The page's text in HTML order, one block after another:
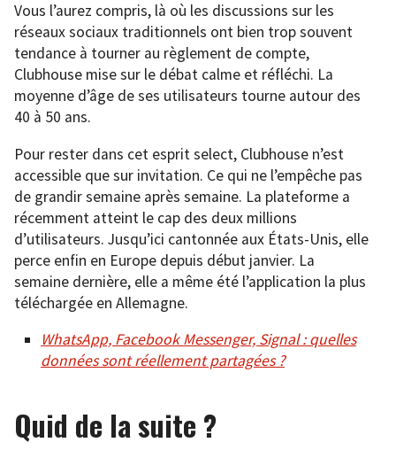
Vous l’aurez compris, là où les discussions sur les
réseaux sociaux traditionnels ont bien trop souvent
tendance à tourner au règlement de compte,
Clubhouse mise sur le débat calme et réfléchi. La
moyenne d’âge de ses utilisateurs tourne autour des
40 à 50 ans.
Pour rester dans cet esprit select, Clubhouse n’est
accessible que sur invitation. Ce qui ne l’empêche pas
de grandir semaine après semaine. La plateforme a
récemment atteint le cap des deux millions
d’utilisateurs. Jusqu’ici cantonnée aux États-Unis, elle
perce enfin en Europe depuis début janvier. La
semaine dernière, elle a même été l’application la plus
téléchargée en Allemagne.
WhatsApp, Facebook Messenger, Signal : quelles
données sont réellement partagées ?
Quid de la suite ?